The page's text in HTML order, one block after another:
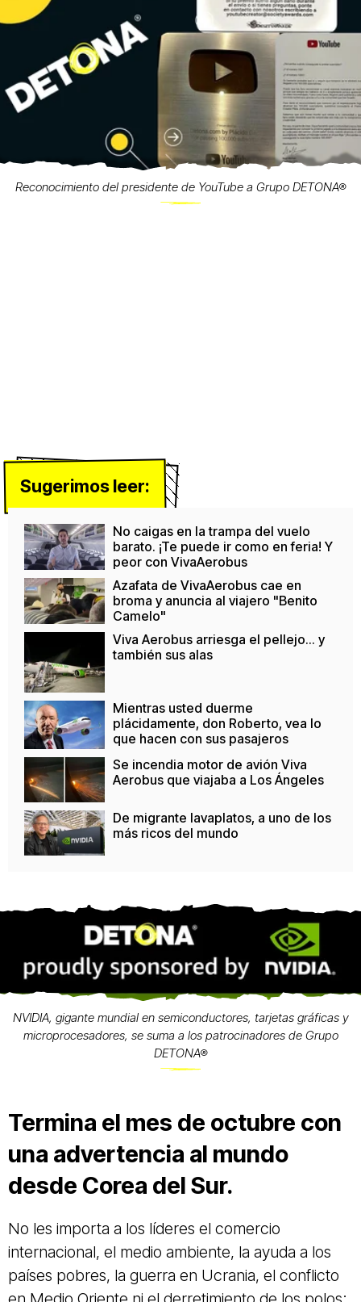
Reconocimiento del presidente de YouTube a Grupo DETONA®
Sugerimos leer:
No caigas en la trampa del vuelo
barato. ¡Te puede ir como en feria! Y
peor con VivaAerobus
Azafata de VivaAerobus cae en
broma y anuncia al viajero "Benito
Camelo"
Viva Aerobus arriesga el pellejo... y
también sus alas
Mientras usted duerme
plácidamente, don Roberto, vea lo
que hacen con sus pasajeros
Se incendia motor de avión Viva
Aerobus que viajaba a Los Ángeles
De migrante lavaplatos, a uno de los
más ricos del mundo
NVIDIA, gigante mundial en semiconductores, tarjetas gráficas y
microprocesadores, se suma a los patrocinadores de Grupo
DETONA®
Termina el mes de octubre con
una advertencia al mundo
desde Corea del Sur.
No les importa a los líderes el comercio
internacional, el medio ambiente, la ayuda a los
países pobres, la guerra en Ucrania, el conflicto